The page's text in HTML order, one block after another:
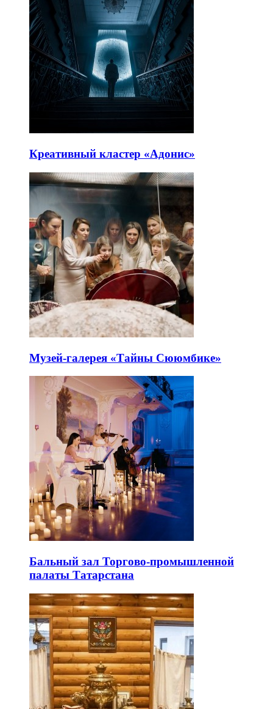
Креативный кластер «Адонис»
Музей-галерея «Тайны Сююмбике»
Бальный зал Торгово-промышленной
палаты Татарстана